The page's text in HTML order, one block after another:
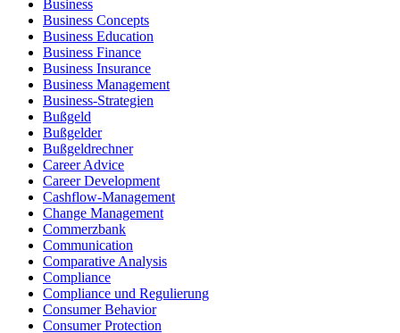
Business
Business Concepts
Business Education
Business Finance
Business Insurance
Business Management
Business-Strategien
Bußgeld
Bußgelder
Bußgeldrechner
Career Advice
Career Development
Cashflow-Management
Change Management
Commerzbank
Communication
Comparative Analysis
Compliance
Compliance und Regulierung
Consumer Behavior
Consumer Protection